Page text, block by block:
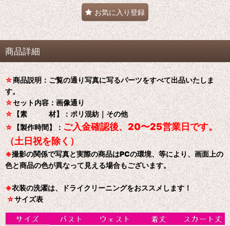
お気に入り登録
商品詳細
☆商品説明：ご覧の通り写真に写るパーツをすべて出品いたしま
す。
☆セット内容：画像通り
☆【素 材】：ポリ混紡｜その他
☆【製作時間】：ご入金確認後、20〜25営業日です。
（土日祝を除く）
※撮影の関係で写真と実際の商品はPCの環境、等により、画面上の
色と商品の色が異なって見える場合もございます。
※衣装の洗濯は、ドライクリーニングをおススメします！
☆サイズ表